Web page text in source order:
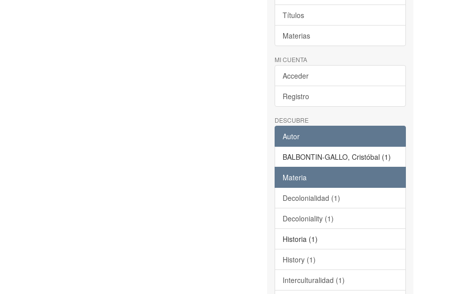
Títulos
Materias
MI CUENTA
Acceder
Registro
DESCUBRE
Autor
BALBONTIN-GALLO, Cristóbal (1)
Materia
Decolonialidad (1)
Decoloniality (1)
Historia (1)
History (1)
Interculturalidad (1)